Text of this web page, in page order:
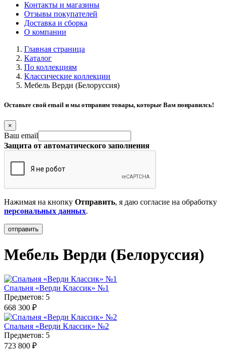
Контакты и магазины
Отзывы покупателей
Доставка и сборка
О компании
Главная страница
Каталог
По коллекциям
Классические коллекции
Мебель Верди (Белоруссия)
Оставьте свой email и мы отправим товары, которые Вам понравилсь!
×
Ваш email
Защита от автоматического заполнения
Нажимая на кнопку Отправить, я даю согласие на обработку
персональных данных.
Мебель Верди (Белоруссия)
Спальня «Верди Классик» №1
Предметов: 5
668 300 ₽
Спальня «Верди Классик» №2
Предметов: 5
723 800 ₽